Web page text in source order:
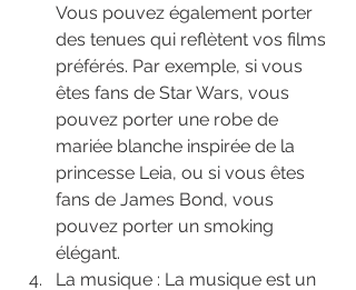
Vous pouvez également porter
des tenues qui reflètent vos films
préférés. Par exemple, si vous
êtes fans de Star Wars, vous
pouvez porter une robe de
mariée blanche inspirée de la
princesse Leia, ou si vous êtes
fans de James Bond, vous
pouvez porter un smoking
élégant.
La musique : La musique est un